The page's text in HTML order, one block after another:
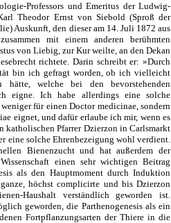
Professors und Emeritus der Ludwig-
Theodor Ernst von Siebold (Sproß der
Auskunft, den dieser am 14. Juli 1872 aus
mit einem anderen berühmten
von Liebig, zur Kur weilte, an den Dekan
richtete. Darin schreibt er: »Durch
bin ich gefragt worden, ob ich vielleicht
hätte, welche bei den bevorstehenden
eigne. Ich habe allerdings eine solche
für einen Doctor medicinae, sondern
eignet, und dafür erlaube ich mir, wenn es
katholischen Pfarrer Dzierzon in Carlsmarkt
eine solche Ehrenbezeigung wohl verdient.
Bienenzucht und hat außerdem der
einen sehr wichtigen Beitrag
als den Hauptmoment durch Induktion
höchst complicirte und bis Dzierzon
Haushalt verständlich geworden ist.
geworden, die Parthenogenesis als ein
Fortpflanzungsarten der Thiere in die